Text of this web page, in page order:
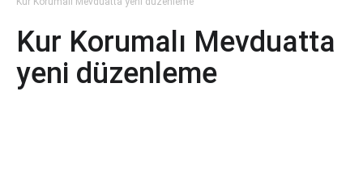
Kur Korumalı Mevduatta
yeni düzenleme